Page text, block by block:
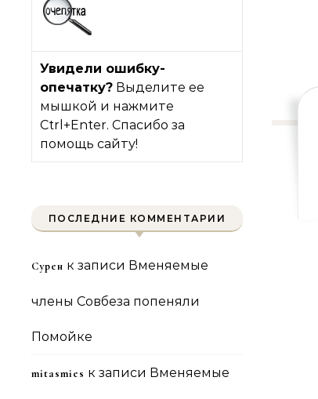
Увидели ошибку-
опечатку? Выделите ее
мышкой и нажмите
Ctrl+Enter. Спасибо за
помощь сайту!
ПОСЛЕДНИЕ КОММЕНТАРИИ
Сурен к записи Вменяемые
члены Совбеза попеняли
Помойке
mitasmies к записи Вменяемые